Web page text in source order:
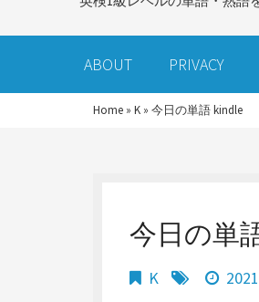
ABOUT PRIVACY
Home » K » 今日の単語 kindle
今日の単
K